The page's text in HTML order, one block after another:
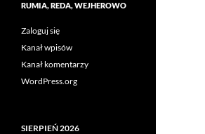
RUMIA, REDA, WEJHEROWO
Zaloguj się
Kanał wpisów
Kanał komentarzy
WordPress.org
SIERPIEŃ 2026